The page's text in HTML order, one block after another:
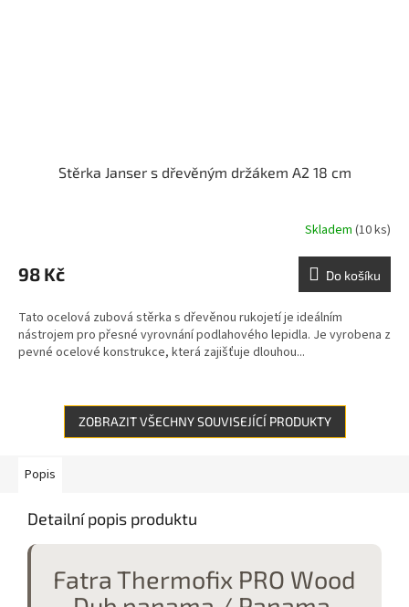
Stěrka Janser s dřevěným držákem A2 18 cm
Skladem (10 ks)
98 Kč Do košíku
Tato ocelová zubová stěrka s dřevěnou rukojetí je ideálním
nástrojem pro přesné vyrovnání podlahového lepidla. Je vyrobena z
pevné ocelové konstrukce, která zajišťuje dlouhou...
ZOBRAZIT VŠECHNY SOUVISEJÍCÍ PRODUKTY
Popis
Detailní popis produktu
Fatra Thermofix PRO Wood